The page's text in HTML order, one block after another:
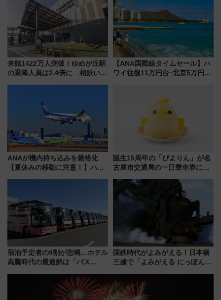
帰省動向調査】
を満喫！
来館1422万人突破！ゆめが丘駅
の乗降人員は2.4倍に 相鉄いず
マンが登場
【ANA国際線タイムセール】ハ
ワイ往復11万円台･北京5万円台
ツ路線まとめ（8/10まで）
ANAが機内持ち込みを厳格化
【夏休みの移動に注意！】ハン
(40×30×20cm)おさらい
誕生15周年の「ぴよりん」が名
古屋市交通局の一日乗車券に！
定1万5000枚】
宿泊予定者の9割が悲鳴…ホテル
高騰時代の最適解は「バス
した、推し活遠征や観光時のリ
国鉄時代がよみがえる！日本橋
三越で「よみがえる にっぽんの
敬の名作写真も、駅弁フェスも
同時開催！